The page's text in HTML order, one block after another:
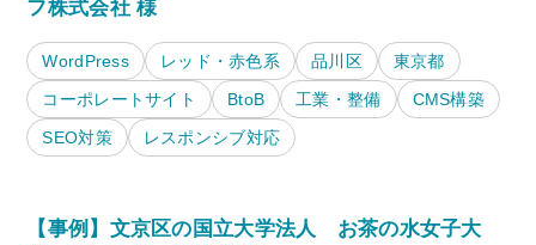
フ株式会社 様
WordPress レッド・赤色系 品川区
東京都
コーポレートサイト
BtoB 工業・整備
CMS構築
SEO対策
レスポンシブ対応
【事例】文京区の国立大学法人 お茶の水女子大